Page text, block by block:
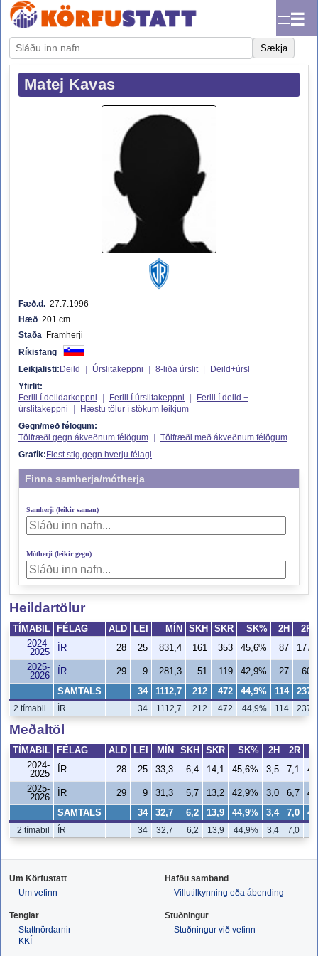
☰
Sækja
Matej Kavas
Fæð.d. 27.7.1996
Hæð 201 cm
Staða Framherji
Ríkisfang
Leikjalisti: Deild Úrslitakeppni 8-liða úrslit
Deild+úrsl
Yfirlit:
Ferill í deildarkeppni
Ferill í úrslitakeppni
Ferill í deild +
úrslitakeppni
Hæstu tölur í stökum leikjum
Gegn/með félögum:
Tölfræði gegn ákveðnum félögum
Tölfræði með ákveðnum félögum
Grafík: Flest stig gegn hverju félagi
Finna samherja/mótherja
Samherji (leikir saman)
Mótherji (leikir gegn)
Heildartölur
TÍMABIL FÉLAG ALD LEI MÍN SKH SKR SK% 2H
2R
2024-
2025
ÍR 28 25 831,4 161 353 45,6% 87
177
2025-
2026
ÍR 29 9 281,3 51 119 42,9% 27 60
SAMTALS 34 1112,7 212 472 44,9% 114 237
2 tímabil ÍR 34 1112,7 212 472 44,9% 114 237
Meðaltöl
TÍMABIL FÉLAG ALD LEI MÍN SKH SKR SK% 2H 2R
2024-
2025
ÍR 28 25 33,3 6,4 14,1 45,6% 3,5 7,1
2025-
2026
ÍR 29 9 31,3 5,7 13,2 42,9% 3,0 6,7
SAMTALS 34 32,7 6,2 13,9 44,9% 3,4 7,0
2 tímabil ÍR 34 32,7 6,2 13,9 44,9% 3,4 7,0
Um Körfustatt
Um vefinn
Hafðu samband
Villutilkynning eða ábending
Tenglar
Stattnördarnir
KKÍ
Stuðningur
Stuðningur við vefinn